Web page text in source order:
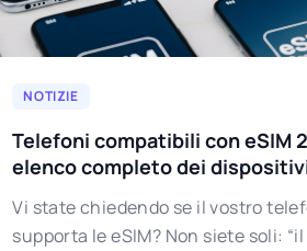
NOTIZIE
Telefoni compatibili con eSIM
elenco completo dei
Vi state chiedendo se il vostro
supporta le eSIM? Non siete soli: